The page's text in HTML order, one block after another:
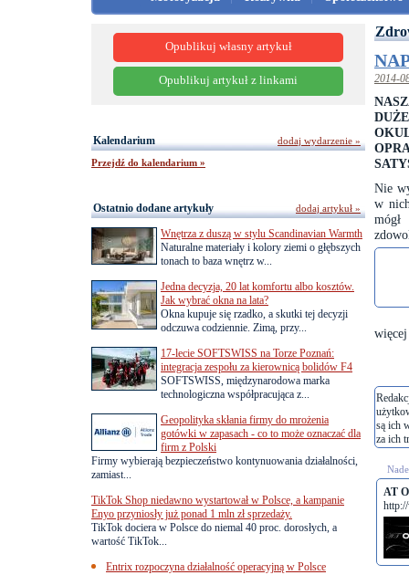
2014-
Nie
w
są ich
za ich
AT
Opublikuj własny artykuł
Opublikuj artykuł z linkami
Kalendarium
Przejdź do kalendarium »
dodaj wydarzenie »
Ostatnio dodane artykuły
Wnętrza z duszą w stylu Scandinavian Warmth
Naturalne materiały i kolory ziemi o głębszych
tonach to baza wnętrz w...
Jedna decyzja, 20 lat komfortu albo kosztów.
Jak wybrać okna na lata?
Okna kupuje się rzadko, a skutki tej decyzji
odczuwa codziennie. Zimą, przy...
17-lecie SOFTSWISS na Torze Poznań:
integracja zespołu za kierownicą bolidów F4
SOFTSWISS, międzynarodowa marka
technologiczna współpracująca z...
Geopolityka skłania firmy do mrożenia
gotówki w zapasach - co to może oznaczać dla
firm z Polski
Firmy wybierają bezpieczeństwo kontynuowania działalności,
zamiast...
TikTok Shop niedawno wystartował w Polsce, a kampanie
Enyo przyniosły już ponad 1 mln zł sprzedaży.
TikTok dociera w Polsce do niemal 40 proc. dorosłych, a
wartość TikTok...
Entrix rozpoczyna działalność operacyjną w Polsce
dodaj artykuł »